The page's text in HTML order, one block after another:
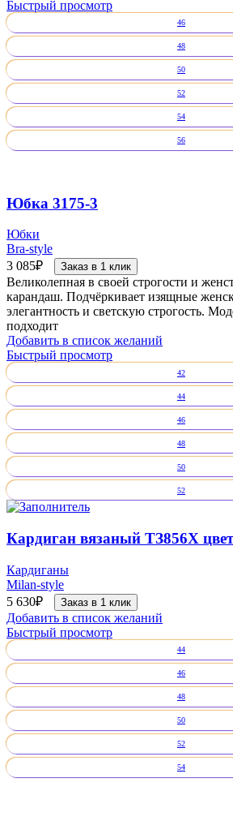
Быстрый просмотр
46
48
50
52
54
56
Юбка 3175-3
Юбки
Bra-style
3 085₽ Заказ в 1 клик
Великолепная в своей строгости и
карандаш. Подчёркивает изящные
элегантность и светскую строгость.
подходит
Добавить в список желаний
Быстрый просмотр
42
44
46
48
50
52
Кардиган вязаный ТЗ856Х
Кардиганы
Milan-style
5 630₽ Заказ в 1 клик
Добавить в список желаний
Быстрый просмотр
44
46
48
50
52
54